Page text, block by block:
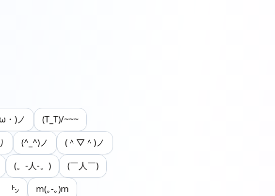
・)ノ (T_T)/~~~
(^_^)ノ (＾▽＾)ノ
(。-人-。) (￣人￣)
㌧ m(｡-｡)m